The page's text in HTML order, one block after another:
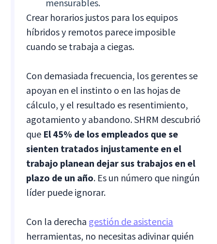
mensurables.
Crear horarios justos para los equipos
híbridos y remotos parece imposible
cuando se trabaja a ciegas.
Con demasiada frecuencia, los gerentes se
apoyan en el instinto o en las hojas de
cálculo, y el resultado es resentimiento,
agotamiento y abandono. SHRM descubrió
que El 45% de los empleados que se
sienten tratados injustamente en el
trabajo planean dejar sus trabajos en el
plazo de un año. Es un número que ningún
líder puede ignorar.
Con la derecha gestión de asistencia
herramientas, no necesitas adivinar quién